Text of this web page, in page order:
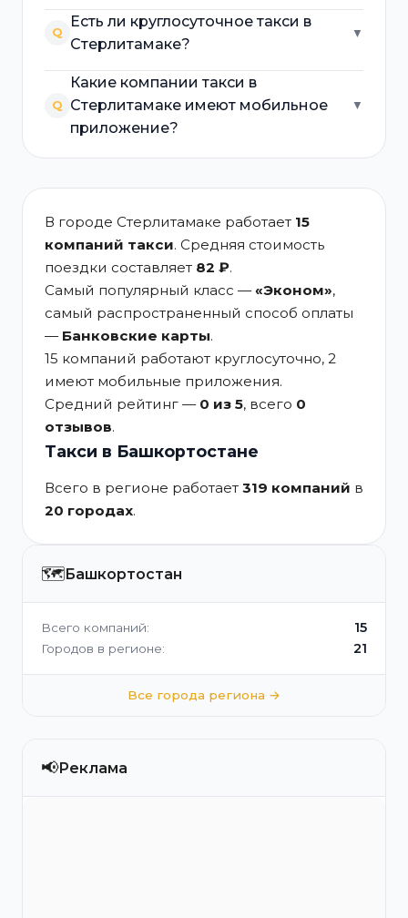
Q
Есть ли круглосуточное такси в
Стерлитамаке?
▼
Q
Какие компании такси в
Стерлитамаке имеют мобильное
приложение?
▼
В городе Стерлитамаке работает 15
компаний такси. Средняя стоимость
поездки составляет 82 ₽.
Самый популярный класс —«Эконом»,
самый распространенный способ оплаты
— Банковские карты.
15 компаний работают круглосуточно, 2
имеют мобильные приложения.
Средний рейтинг — 0 из 5, всего 0
отзывов.
Такси в Башкортостане
Всего в регионе работает 319 компаний в
20 городах.
🗺️Башкортостан
Всего компаний: 15
Городов в регионе: 21
Все города региона →
📢Реклама